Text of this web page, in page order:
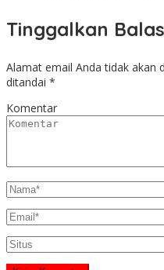
Tinggalkan
Alamat email Anda tidak akan
ditandai *
Komentar